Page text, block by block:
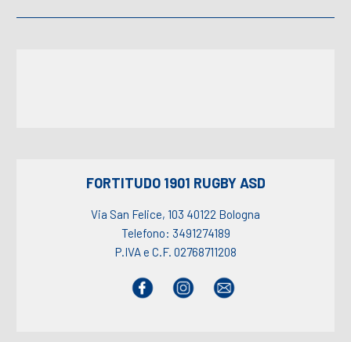
FORTITUDO 1901 RUGBY ASD
Via San Felice, 103 40122 Bologna
Telefono: 3491274189
P.IVA e C.F. 02768711208